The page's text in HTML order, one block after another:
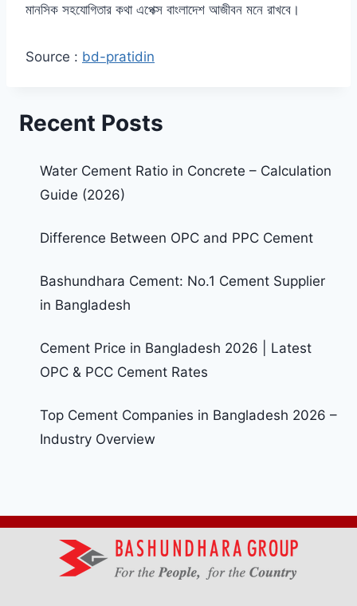
মানসিক সহযোগিতার কথা এপেক্স বাংলাদেশ আজীবন মনে রাখবে।
Source : bd-pratidin
Recent Posts
Water Cement Ratio in Concrete – Calculation
Guide (2026)
Difference Between OPC and PPC Cement
Bashundhara Cement: No.1 Cement Supplier
in Bangladesh
Cement Price in Bangladesh 2026 | Latest
OPC & PCC Cement Rates
Top Cement Companies in Bangladesh 2026 –
Industry Overview